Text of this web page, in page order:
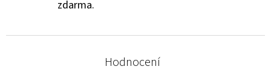
zdarma.
Hodnocení